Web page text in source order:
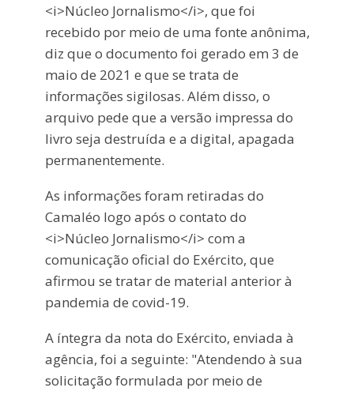
<i>Núcleo Jornalismo</i>, que foi
recebido por meio de uma fonte anônima,
diz que o documento foi gerado em 3 de
maio de 2021 e que se trata de
informações sigilosas. Além disso, o
arquivo pede que a versão impressa do
livro seja destruída e a digital, apagada
permanentemente.
As informações foram retiradas do
Camaléo logo após o contato do
<i>Núcleo Jornalismo</i> com a
comunicação oficial do Exército, que
afirmou se tratar de material anterior à
pandemia de covid-19.
A íntegra da nota do Exército, enviada à
agência, foi a seguinte: "Atendendo à sua
solicitação formulada por meio de